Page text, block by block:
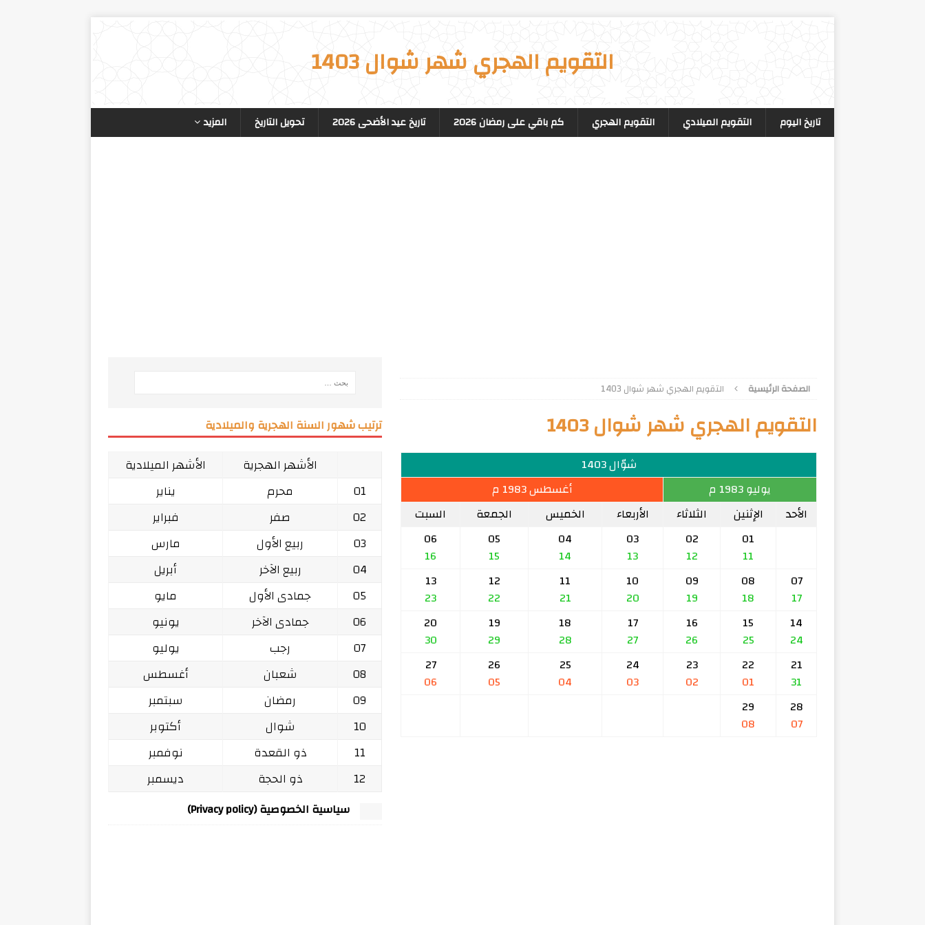
التقويم الهجري شهر شوال 1403
تاريخ اليوم التقويم الميلادي التقويم الهجري كم باقي على رمضان 2026 تاريخ عيد الأضحى 2026 تحويل التاريخ المزيد
الصفحة الرئيسية التقويم الهجري شهر شوال 1403
التقويم الهجري شهر شوال 1403
شوّال 1403
يوليو 1983 م
أغسطس 1983 م
الأحد
الإثنين الثلاثاء الأربعاء الخميس الجمعة
السبت
01
11
02
12
03
13
04
14
05
15
06
16
07
17
08
18
09
19
10
20
11
21
12
22
13
23
14
24
15
25
16
26
17
27
18
28
19
29
20
30
21
31
22
01
23
02
24
03
25
04
26
05
27
06
28
07
29
08
ترتيب شهور السنة الهجرية والميلادية
الأشهر الهجرية
الأشهر الميلادية
01
محرم
يناير
02
صفر
فبراير
03
ربيع الأول
مارس
04
ربيع الآخر
أبريل
05
جمادى الأول
مايو
06
جمادى الآخر
يونيو
07
رجب
يوليو
08
شعبان
أغسطس
09
رمضان
سبتمبر
10
شوال
أكتوبر
11
ذو القعدة
نوفمبر
12
ذو الحجة ديسمبر
سياسية الخصوصية (Privacy policy)